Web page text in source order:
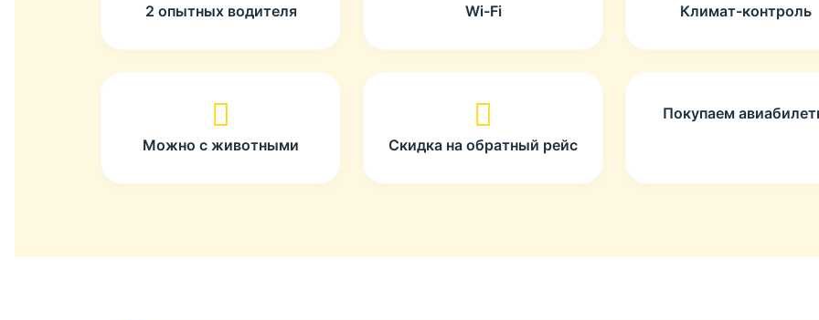
2 опытных водителя Wi-Fi Климат-контроль
Можно с животными Скидка на обратный рейс
Покупаем